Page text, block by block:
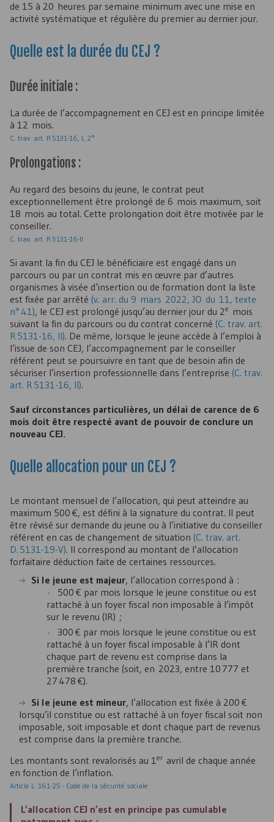
de 15 à 20 heures par semaine minimum avec une mise en
activité systématique et régulière du premier au dernier jour.
Quelle est la durée du CEJ ?
Durée initiale :
La durée de l’accompagnement en CEJ est en principe limitée
à 12 mois.
C. trav. art. R 5131-16, I, 2°
Prolongations :
Au regard des besoins du jeune, le contrat peut
exceptionnellement être prolongé de 6 mois maximum, soit
18 mois au total. Cette prolongation doit être motivée par le
conseiller.
C. trav. art. R 5131-16-II
Si avant la fin du CEJ le bénéficiaire est engagé dans un
parcours ou par un contrat mis en œuvre par d’autres
organismes à visée d’insertion ou de formation dont la liste
est fixée par arrêté (v. arr. du 9 mars 2022, JO du 11, texte
n° 41), le CEJ est prolongé jusqu’au dernier jour du 2e mois
suivant la fin du parcours ou du contrat concerné (C. trav. art.
R 5131-16, II). De même, lorsque le jeune accède à l’emploi à
l’issue de son CEJ, l’accompagnement par le conseiller
référent peut se poursuivre en tant que de besoin afin de
sécuriser l’insertion professionnelle dans l’entreprise (C. trav.
art. R 5131-16, II).
Sauf circonstances particulières, un délai de carence de 6
mois doit être respecté avant de pouvoir de conclure un
nouveau CEJ.
Quelle allocation pour un CEJ ?
Le montant mensuel de l’allocation, qui peut atteindre au
maximum 500 €, est défini à la signature du contrat. Il peut
être révisé sur demande du jeune ou à l’initiative du conseiller
référent en cas de changement de situation (C. trav. art.
D. 5131-19-V). Il correspond au montant de l’allocation
forfaitaire déduction faite de certaines ressources.
Si le jeune est majeur, l’allocation correspond à :
500 € par mois lorsque le jeune constitue ou est
rattaché à un foyer fiscal non imposable à l’impôt
sur le revenu (IR) ;
300 € par mois lorsque le jeune constitue ou est
rattaché à un foyer fiscal imposable à l’IR dont
chaque part de revenu est comprise dans la
première tranche (soit, en 2023, entre 10 777 et
27 478 €).
Si le jeune est mineur, l’allocation est fixée à 200 €
lorsqu’il constitue ou est rattaché à un foyer fiscal soit non
imposable, soit imposable et dont chaque part de revenus
est comprise dans la première tranche.
Les montants sont revalorisés au 1er avril de chaque année
en fonction de l’inflation.
Article L 161-25 - Code de la sécurité sociale
L’allocation CEJ n’est en principe pas cumulable